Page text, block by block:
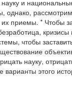
и
рассмотрим
приемы. * Чтобы
чтобы
науку,
этого